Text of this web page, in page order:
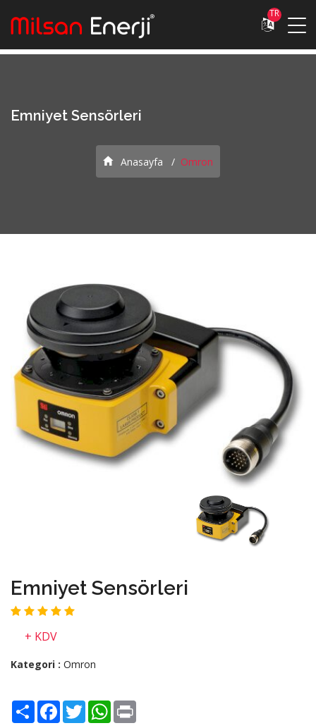
TR
Emniyet Sensörleri
Anasayfa Omron
Emniyet Sensörleri
+ KDV
Kategori : Omron
Share Facebook
TwitterWhatsApp